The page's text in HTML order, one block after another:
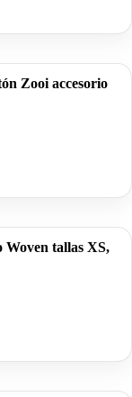
Zooi accesorio
Woven tallas XS,